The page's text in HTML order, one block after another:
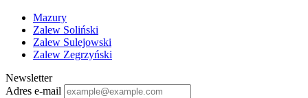
Mazury
Zalew Soliński
Zalew Sulejowski
Zalew Zegrzyński
Newsletter
Adres e-mail